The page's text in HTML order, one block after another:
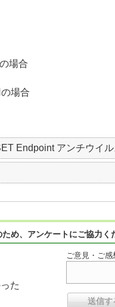
場合
場合
Endpoint アンチウイ
ため、アンケートにご協力
た
ご意見・ご感